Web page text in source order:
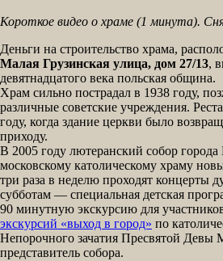
Короткое видео о храме (1 минута).
Деньги на строительство храма,
Малая Грузинская улица, дом 27/13,
девятнадцатого века польская община.
Храм сильно пострадал в 1938 году,
различные советские учреждения.
году, когда здание церкви было
приходу.
В 2005 году лютеранский собор города
московскому католическому храму
три раза в неделю проходят концерты
субботам — специальная детская
90 минутную экскурсию для
экскурсий «выход в город» по
Непорочного зачатия Пресвятой Девы
представитель собора.